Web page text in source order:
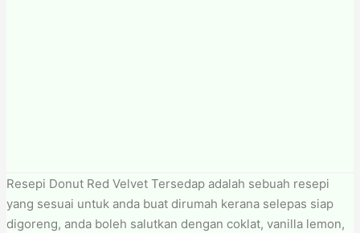
Resepi Donut Red Velvet Tersedap adalah sebuah resepi
yang sesuai untuk anda buat dirumah kerana selepas siap
digoreng, anda boleh salutkan dengan coklat, vanilla lemon,